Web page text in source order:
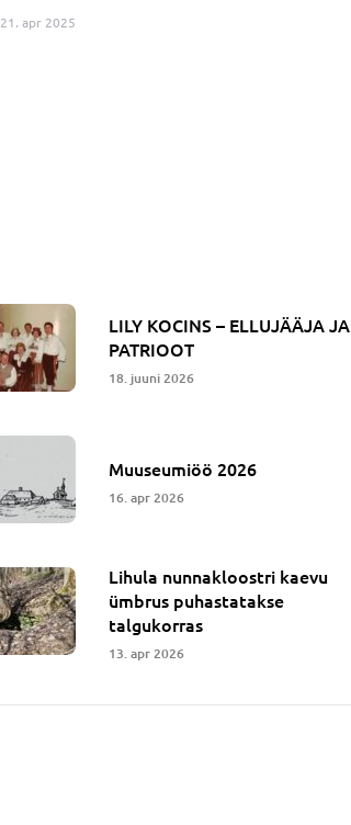
21. apr 2025
LILY KOCINS – ELLUJÄÄJA JA
PATRIOOT
18. juuni 2026
Muuseumiöö 2026
16. apr 2026
Lihula nunnakloostri kaevu
ümbrus puhastatakse
talgukorras
13. apr 2026